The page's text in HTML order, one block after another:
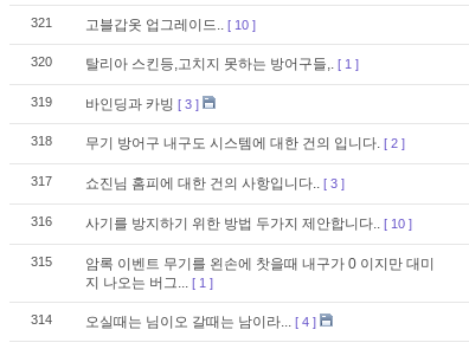
321 고블갑옷 업그레이드.. [ 10 ]
320 탈리아 스킨등,고치지 못하는 방어구들,. [ 1 ]
319 바인딩과 카빙 [ 3 ]
318 무기 방어구 내구도 시스템에 대한 건의 입니다. [ 2 ]
317 쇼진님 홈피에 대한 건의 사항입니다.. [ 3 ]
316 사기를 방지하기 위한 방법 두가지 제안합니다.. [ 10 ]
315
암록 이벤트 무기를 왼손에 찻을때 내구가 0 이지만 대미
지 나오는 버그... [ 1 ]
314 오실때는 님이오 갈때는 남이라... [ 4 ]